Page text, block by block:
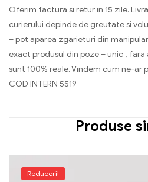
Oferim factura si retur in 15 zile.
curierului depinde de greutate si
– pot aparea zgarieturi din
exact produsul din poze – unic , fara
sunt 100% reale. Vindem cum ne-ar
COD INTERN 5519
Produse
Reduceri!